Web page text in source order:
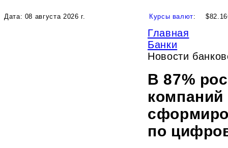
Дата: 08 августа 2026 г. Курсы валют:
Главная
Банки
Новости
В 87%
компаний
по